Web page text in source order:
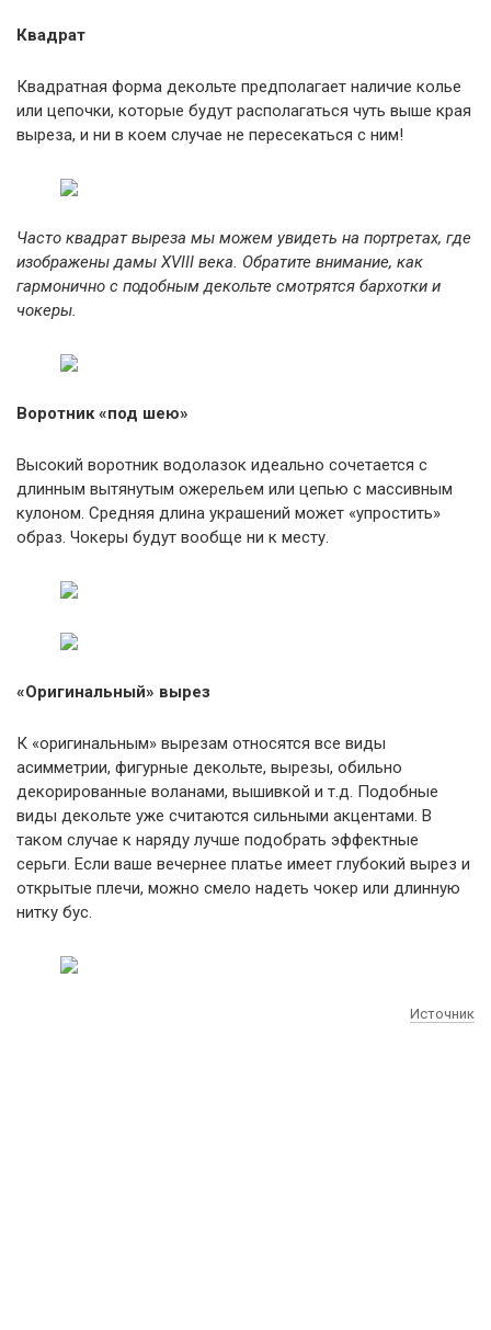
Квадрат
Квадратная форма декольте предполагает наличие колье
или цепочки, которые будут располагаться чуть выше края
выреза, и ни в коем случае не пересекаться с ним!
Часто квадрат выреза мы можем увидеть на портретах, где
изображены дамы XVIII века. Обратите внимание, как
гармонично с подобным декольте смотрятся бархотки и
чокеры.
Воротник «под шею»
Высокий воротник водолазок идеально сочетается с
длинным вытянутым ожерельем или цепью с массивным
кулоном. Средняя длина украшений может «упростить»
образ. Чокеры будут вообще ни к месту.
«Оригинальный» вырез
К «оригинальным» вырезам относятся все виды
асимметрии, фигурные декольте, вырезы, обильно
декорированные воланами, вышивкой и т.д. Подобные
виды декольте уже считаются сильными акцентами. В
таком случае к наряду лучше подобрать эффектные
серьги. Если ваше вечернее платье имеет глубокий вырез и
открытые плечи, можно смело надеть чокер или длинную
нитку бус.
Источник